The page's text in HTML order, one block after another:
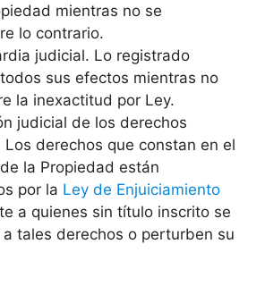
mientras no se
lo contrario.
judicial. Lo registrado
sus efectos mientras no
la inexactitud por Ley.
judicial de los derechos
Los derechos que constan en el
la Propiedad están
por la Ley de Enjuiciamiento
a quienes sin título inscrito se
a tales derechos o perturben su